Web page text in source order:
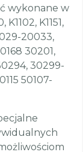
wykonane w
K1151,
20033,
30201,
30299-
50107-